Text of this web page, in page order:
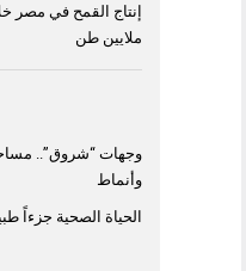
ملايين طن
وجهات “شروق”..
وأنماط
الحياة الصحية جزءاً